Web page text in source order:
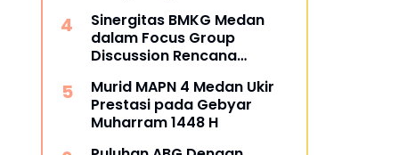
Sinergitas BMKG Medan
dalam Focus Group
Discussion Rencana
Sumatra Utara
Murid MAPN 4 Medan Ukir
Prestasi pada Gebyar
Muharram 1448 H